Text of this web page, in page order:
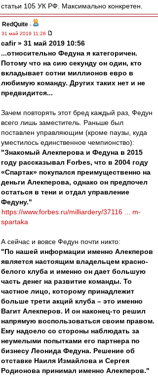
статьи 105 УК РФ. Максимально конкретен.
RedQuite -
31 май 2019 11:28
cafir » 31 май 2019 10:56
...относительно Федуна я категоричен.
Потому что на сию секунду он один, кто
вкладывает сотни миллионов евро в
любимую команду. Других таких нет и не
предвидится...
Зачем повторять этот бред каждый раз, Федун
всего лишь заместитель. Раньше был
поставлен управляющим (кроме паузы, куда
уместилось единственное чемпионство):
"Знакомый Алекперова и Федуна в 2015
году рассказывал Forbes, что в 2004 году
«Спартак» покупался преимущественно на
деньги Алекперова, однако он предпочел
остаться в тени и отдал управление
Федуну."
https://www.forbes.ru/milliardery/37116 ... m-
spartaka
А сейчас и вовсе Федун почти никто:
"По нашей информации именно Алекперов
является настоящим владельцем красно-
белого клуба и именно он дает большую
часть денег на развитие команды. То
частное лицо, которому принадлежит
больше трети акций клуба – это именно
Вагит Алекперов. И он наконец-то решил
напрямую воспользоваться своим правом.
Ему надоело со стороны наблюдать за
неумелыми попытками его партнера по
бизнесу Леонида Федуна. Решение об
отставке Наиля Измайлова и Сергея
Родионова принимал именно Алекперов."